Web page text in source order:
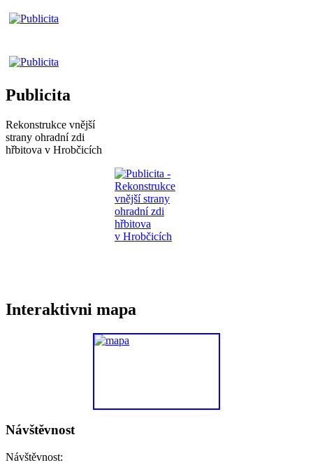
Publicita
Rekonstrukce vnější
strany ohradní zdi
hřbitova v Hrobčicích
Interaktivni mapa
Návštěvnost
Návštěvnost: